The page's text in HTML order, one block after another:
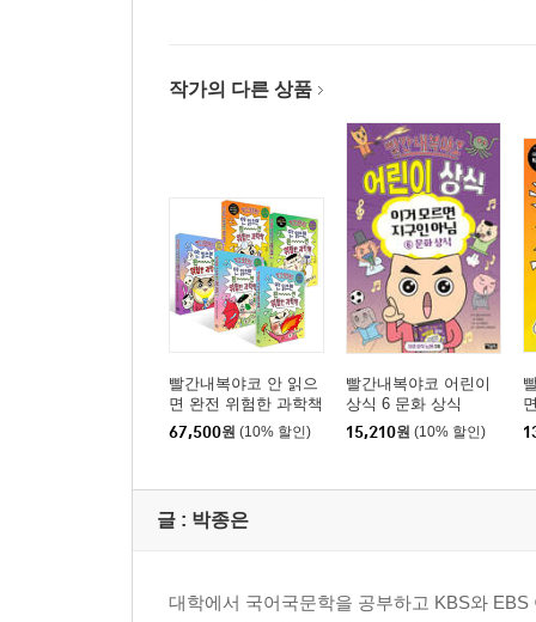
작가의 다른 상품
빨간내복야코 안 읽으
면 완전 위험한 과학책
1~5권 세트
67,500원 (10% 할인)
빨간내복야코 어린이
상식 6 문화 상식
15,210원 (10% 할인)
5
글 : 박종은
대학에서 국어국문학을 공부하고 KBS와